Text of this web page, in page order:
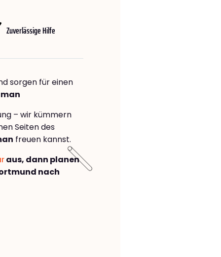
Zuverlässige Hilfe
sorgen für einen
– wir kümmern
Seiten des
freuen kannst.
aus, dann planen
nach